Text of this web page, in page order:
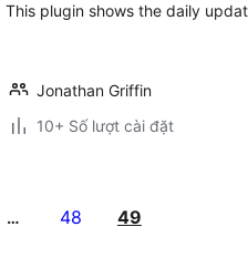
This plugin shows the daily
Jonathan Griffin
10+ Số lượt cài đặt
… 48 49